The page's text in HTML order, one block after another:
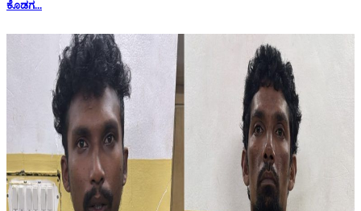
ಕೊಡಗ...